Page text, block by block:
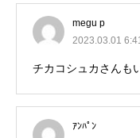
megu p
2023.03.01
チカコシュカさんも
ｱﾝﾊﾟﾝ